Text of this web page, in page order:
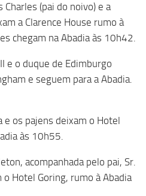
Charles (pai do noivo) e a
a Clarence House rumo à
chegam na Abadia às 10h42.
e o duque de Edimburgo
e seguem para a Abadia.
e os pajens deixam o Hotel
às 10h55.
acompanhada pelo pai, Sr.
Hotel Goring, rumo à Abadia